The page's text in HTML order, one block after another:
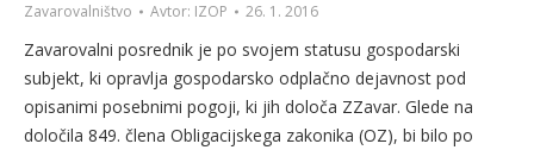
Zavarovalništvo Avtor: IZOP 26. 1. 2016
Zavarovalni posrednik je po svojem statusu gospodarski
subjekt, ki opravlja gospodarsko odplačno dejavnost pod
opisanimi posebnimi pogoji, ki jih določa ZZavar. Glede na
določila 849. člena Obligacijskega zakonika (OZ), bi bilo po